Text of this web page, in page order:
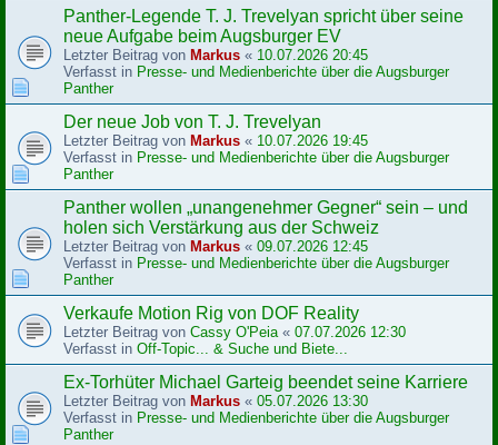
Panther-Legende T. J. Trevelyan spricht über seine
neue Aufgabe beim Augsburger EV
Letzter Beitrag von Markus « 10.07.2026 20:45
Verfasst in Presse- und Medienberichte über die Augsburger
Panther
Der neue Job von T. J. Trevelyan
Letzter Beitrag von Markus « 10.07.2026 19:45
Verfasst in Presse- und Medienberichte über die Augsburger
Panther
Panther wollen „unangenehmer Gegner“ sein – und
holen sich Verstärkung aus der Schweiz
Letzter Beitrag von Markus « 09.07.2026 12:45
Verfasst in Presse- und Medienberichte über die Augsburger
Panther
Verkaufe Motion Rig von DOF Reality
Letzter Beitrag von Cassy O'Peia« 07.07.2026 12:30
Verfasst in Off-Topic... & Suche und Biete...
Ex-Torhüter Michael Garteig beendet seine Karriere
Letzter Beitrag von Markus « 05.07.2026 13:30
Verfasst in Presse- und Medienberichte über die Augsburger
Panther